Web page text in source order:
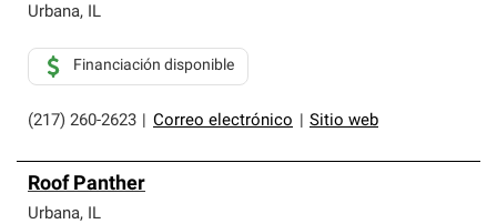
Urbana, IL
(217) 260-2623 Correo electrónico Sitio web
Financiación disponible
Roof Panther
Urbana, IL